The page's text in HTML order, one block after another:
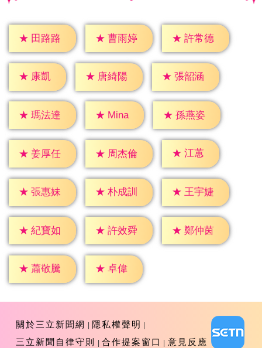
★ 田路路 ★ 曹雨婷 ★ 許常德
★ 康凱 ★ 唐綺陽 ★ 張韶涵
★ 瑪法達 ★ Mina ★ 孫燕姿
★ 姜厚任 ★ 周杰倫 ★ 江蕙
★ 張惠妹 ★ 朴成訓 ★ 王宇婕
★ 紀寶如 ★ 許效舜 ★ 鄭仲茵
★ 蕭敬騰 ★ 卓偉
關於三立新聞網
隱私權聲明
三立新聞自律守則
合作提案窗口 意見反應